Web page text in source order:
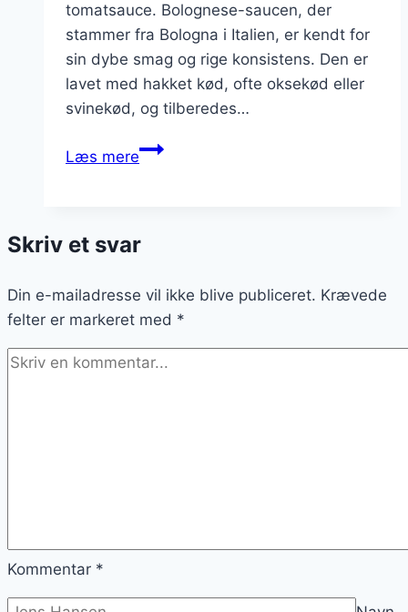
tomatsauce. Bolognese-saucen, der
stammer fra Bologna i Italien, er kendt for
sin dybe smag og rige konsistens. Den er
lavet med hakket kød, ofte oksekød eller
svinekød, og tilberedes…
Læs mereTortellini
parmesan
Skriv et svar
Din e-mailadresse vil ikke blive publiceret. Krævede
felter er markeret med *
Kommentar *